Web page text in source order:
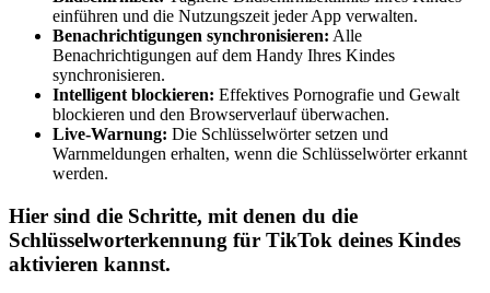
einführen und die Nutzungszeit jeder App verwalten.
Benachrichtigungen synchronisieren: Alle
Benachrichtigungen auf dem Handy Ihres Kindes
synchronisieren.
Intelligent blockieren: Effektives Pornografie und Gewalt
blockieren und den Browserverlauf überwachen.
Live-Warnung: Die Schlüsselwörter setzen und
Warnmeldungen erhalten, wenn die Schlüsselwörter erkannt
werden.
Hier sind die Schritte, mit denen du die
Schlüsselworterkennung für TikTok deines Kindes
aktivieren kannst.